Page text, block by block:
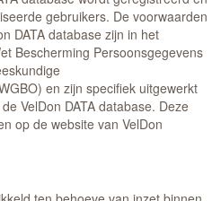
gebruikers. De voorwaarden
DATA database zijn in het
Bescherming Persoonsgegevens
en zijn specifiek uitgewerkt
VelDon DATA database. Deze
op de website van VelDon